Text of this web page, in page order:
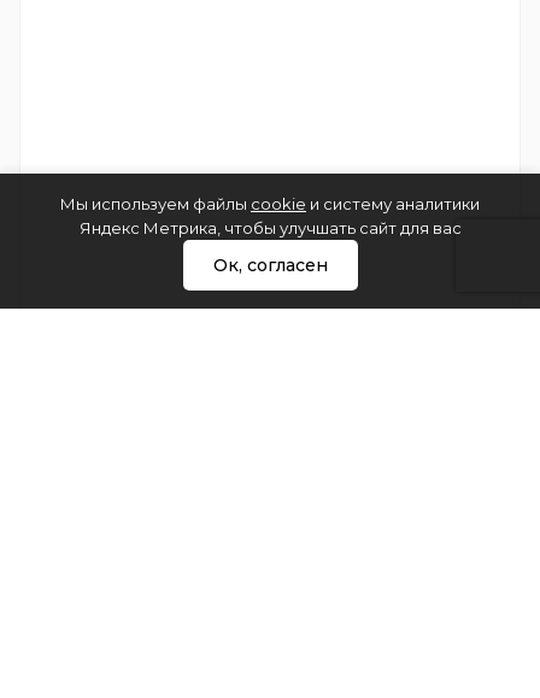
Мы используем файлы cookie и систему аналитики
Яндекс Метрика, чтобы улучшать сайт для вас
Ок, согласен